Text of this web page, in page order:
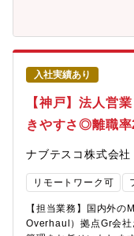
い】・GTCC発電プラ
ま、パートナー協業、
て】・三菱グループの
船局を借り受け、長崎
を契機に1884年に創業
ラ、船舶、航空機など
に至るまでエンジニア
として、社会を牽引し
7.0712兆円、売上収益
も過去最高であり、日
成長を続けております
ンとしては、ガスター
プラント計装制御装置
当頂きます。主には機
当部は技術取り纏めを
を持った社員が活躍し
記事：環境と技術の未
る、世界で羽ばたく9
book.jp/mhi/stories/
える挑戦者──プラント
>https://www.talent-
ン開発を進めると同時
プラントの開発と計画
入社実績あり
【神戸】法人営
きやすさ◎離職率
ナブテスコ株式会社
リモートワーク可
【担当業務】国内外
Overhaul）拠点Gr会社